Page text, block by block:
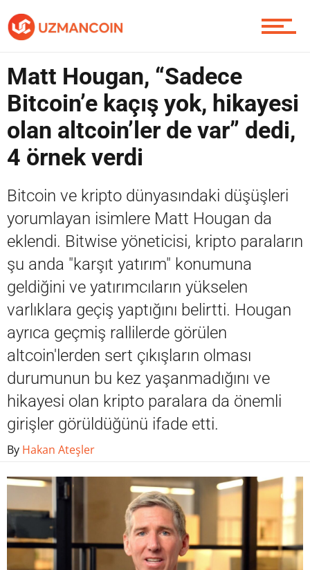
Piyasa
Soru Sor
Contact / İletişim
Matt Hougan, “Sadece
Bitcoin’e kaçış yok, hikayesi
olan altcoin’ler de var” dedi,
4 örnek verdi
Bitcoin ve kripto dünyasındaki düşüşleri
yorumlayan isimlere Matt Hougan da
eklendi. Bitwise yöneticisi, kripto paraların
şu anda "karşıt yatırım" konumuna
geldiğini ve yatırımcıların yükselen
varlıklara geçiş yaptığını belirtti. Hougan
ayrıca geçmiş rallilerde görülen
altcoin'lerden sert çıkışların olması
durumunun bu kez yaşanmadığını ve
hikayesi olan kripto paralara da önemli
girişler görüldüğünü ifade etti.
By Hakan Ateşler